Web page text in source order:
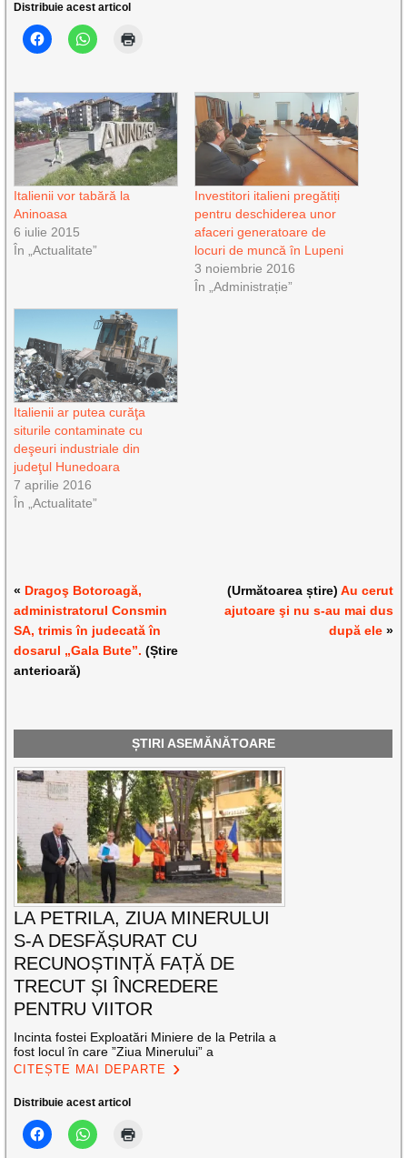
Distribuie acest articol
Italienii vor tabără la
Aninoasa
6 iulie 2015
În „Actualitate”
Investitori italieni pregătiți
pentru deschiderea unor
afaceri generatoare de
locuri de muncă în Lupeni
3 noiembrie 2016
În „Administrație”
Italienii ar putea curăţa
siturile contaminate cu
deşeuri industriale din
judeţul Hunedoara
7 aprilie 2016
În „Actualitate”
« Dragoş Botoroagă,
administratorul Consmin
SA, trimis în judecată în
dosarul „Gala Bute”. (Știre
anterioară)
(Următoarea știre) Au cerut
ajutoare şi nu s-au mai dus
după ele»
ȘTIRI ASEMĂNĂTOARE
LA PETRILA, ZIUA MINERULUI
S-A DESFĂȘURAT CU
RECUNOȘTINȚĂ FAȚĂ DE
TRECUT ȘI ÎNCREDERE
PENTRU VIITOR
Incinta fostei Exploatări Miniere de la Petrila a
fost locul în care ”Ziua Minerului” a
CITEȘTE MAI DEPARTE
Distribuie acest articol